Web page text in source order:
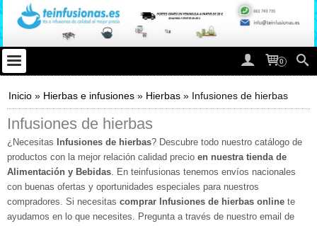
0
Inicio » Hierbas e infusiones » Hierbas » Infusiones de hierbas
Infusiones de hierbas
¿Necesitas Infusiones de hierbas? Descubre todo nuestro catálogo de
productos con la mejor relación calidad precio en nuestra tienda de
Alimentación y Bebidas. En teinfusionas tenemos envíos nacionales
con buenas ofertas y oportunidades especiales para nuestros
compradores. Si necesitas comprar Infusiones de hierbas online te
ayudamos en lo que necesites. Pregunta a través de nuestro email de